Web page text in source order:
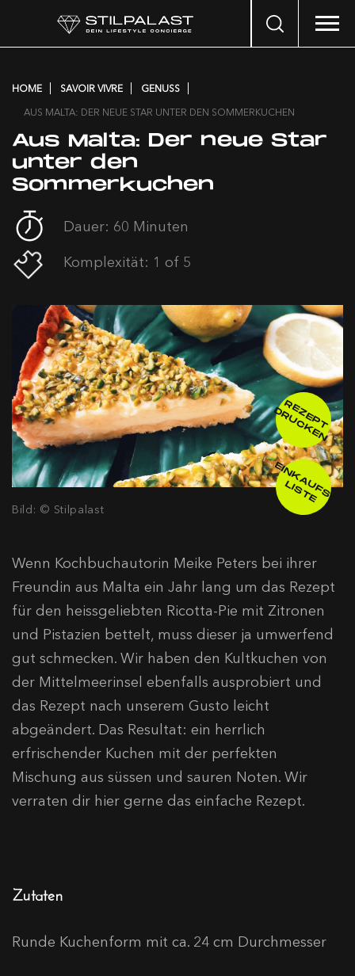
Search
HOME SAVOIR VIVRE
GENUSS
AUS MALTA: DER NEUE STAR UNTER DEN SOMMERKUCHEN
Aus Malta: Der neue Star
unter den
Sommerkuchen
Dauer: 60 Minuten
Komplexität: 1 of 5
Bild: © Stilpalast
R
E
Z
E
P
T
D
R
U
C
K
E
N
E
IN
K
A
U
F
S
-
L
IS
T
E
Wenn Kochbuchautorin Meike Peters bei ihrer
Freundin aus Malta ein Jahr lang um das Rezept
für den heissgeliebten Ricotta-Pie mit Zitronen
und Pistazien bettelt, muss dieser ja umwerfend
gut schmecken. Wir haben den Kultkuchen von
der Mittelmeerinsel ebenfalls ausprobiert und
das Rezept nach unserem Gusto leicht
abgeändert. Das Resultat: ein herrlich
erfrischender Kuchen mit der perfekten
Mischung aus süssen und sauren Noten. Wir
verraten dir hier gerne das einfache Rezept.
Zutaten
Runde Kuchenform mit ca. 24 cm Durchmesser